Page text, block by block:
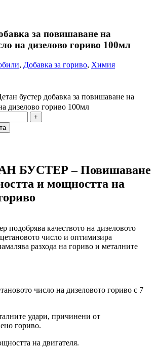
за повишаване на
на дизелово гориво 100мл
, Добавка за гориво, Химия
бустер добавка за повишаване на
дизелово гориво 100мл
БУСТЕР – Повишаване
и мощността на
подобрява качеството на дизеловото
число и оптимизира
разхода на гориво и металните
число на дизеловото гориво с 7
удари, причинени от
гориво.
на двигателя.